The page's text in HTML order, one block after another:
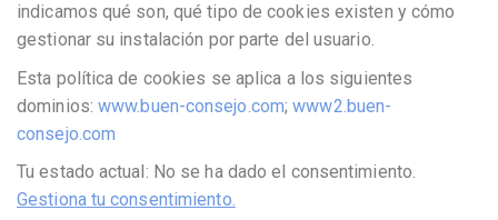
indicamos qué son, qué tipo de cookies existen y cómo
gestionar su instalación por parte del usuario.
Esta política de cookies se aplica a los siguientes
dominios: www.buen-consejo.com;www2.buen-
consejo.com
Tu estado actual: No se ha dado el consentimiento.
Gestiona tu consentimiento.